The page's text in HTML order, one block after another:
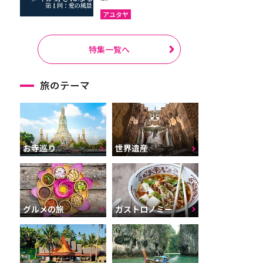
アユタヤ
特集一覧へ
旅のテーマ
お寺巡り 世界遺産
グルメの旅 ガストロノミー